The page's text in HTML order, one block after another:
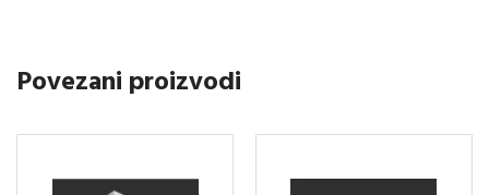
Povezani proizvodi